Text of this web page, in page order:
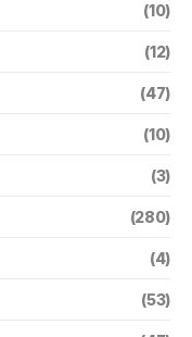
(10)
(12)
(47)
(10)
(3)
(280)
(4)
(53)